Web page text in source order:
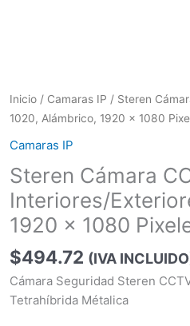
Inicio / Camaras IP / Steren
1020, Alámbrico, 1920 x 1080
Camaras IP
Steren Cámara
Interiores/
1920 x 1080
$494.72 (IVA
Cámara Seguridad Steren
Tetrahíbrida Métalica
Steren
Cámara
Bullet
para
Interiores/Exteriores
CCTV-
1020,
Alámbrico,
1920
x
1080